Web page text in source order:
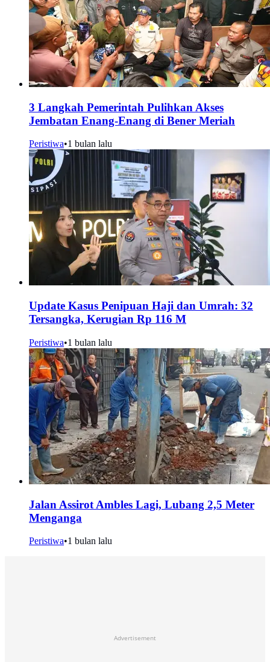
3 Langkah Pemerintah Pulihkan Akses
Jembatan Enang-Enang di Bener Meriah
Peristiwa•1 bulan lalu
Update Kasus Penipuan Haji dan Umrah: 32
Tersangka, Kerugian Rp 116 M
Peristiwa•1 bulan lalu
Jalan Assirot Ambles Lagi, Lubang 2,5 Meter
Menganga
Peristiwa•1 bulan lalu
Advertisement